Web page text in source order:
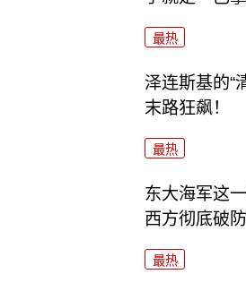
最热
泽连斯基的“
末路狂飙！
最热
东大海军这
西方彻底破防
最热